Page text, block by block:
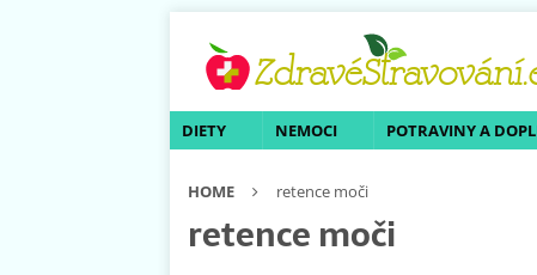
DIETY NEMOCI POTRAVINY A
HOME retence moči
retence moči